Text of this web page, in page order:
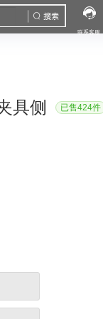
联系客服
具侧 已售424件